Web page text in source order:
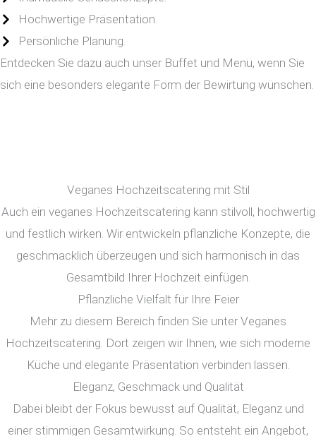
Hochwertige Präsentation.
Persönliche Planung.
Entdecken Sie dazu auch unser Buffet und Menü, wenn Sie
sich eine besonders elegante Form der Bewirtung wünschen.
Veganes Hochzeitscatering mit Stil
Auch ein veganes Hochzeitscatering kann stilvoll, hochwertig
und festlich wirken. Wir entwickeln pflanzliche Konzepte, die
geschmacklich überzeugen und sich harmonisch in das
Gesamtbild Ihrer Hochzeit einfügen.
Pflanzliche Vielfalt für Ihre Feier
Mehr zu diesem Bereich finden Sie unter Veganes
Hochzeitscatering. Dort zeigen wir Ihnen, wie sich moderne
Küche und elegante Präsentation verbinden lassen.
Eleganz, Geschmack und Qualität
Dabei bleibt der Fokus bewusst auf Qualität, Eleganz und
einer stimmigen Gesamtwirkung. So entsteht ein Angebot,